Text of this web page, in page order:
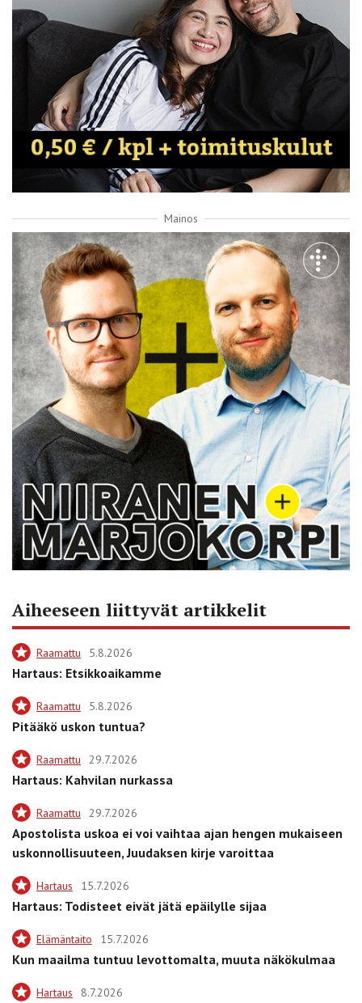
Mainos
Aiheeseen liittyvät artikkelit
Raamattu 5.8.2026
Hartaus: Etsikkoaikamme
Raamattu 5.8.2026
Pitääkö uskon tuntua?
Raamattu 29.7.2026
Hartaus: Kahvilan nurkassa
Raamattu 29.7.2026
Apostolista uskoa ei voi vaihtaa ajan hengen mukaiseen
uskonnollisuuteen, Juudaksen kirje varoittaa
Hartaus 15.7.2026
Hartaus: Todisteet eivät jätä epäilylle sijaa
Elämäntaito 15.7.2026
Kun maailma tuntuu levottomalta, muuta näkökulmaa
Hartaus 8.7.2026